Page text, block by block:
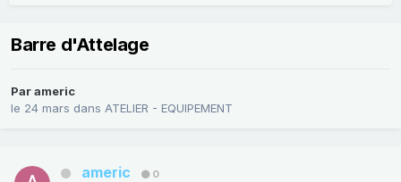
Barre d'Attelage
Parameric
le 24 mars dans ATELIER - EQUIPEMENT
americ 0